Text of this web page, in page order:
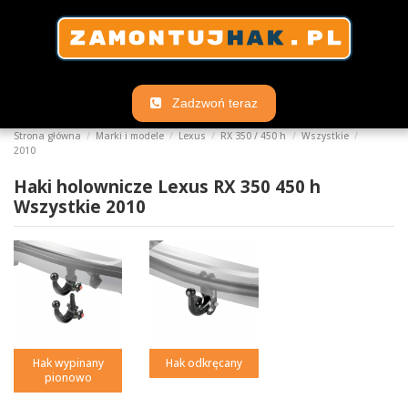
Zadzwoń teraz
Strona główna Marki i modele Lexus RX 350 / 450 h
Wszystkie
2010
Haki holownicze Lexus RX 350 450 h
Wszystkie 2010
Hak wypinany
pionowo
Hak odkręcany